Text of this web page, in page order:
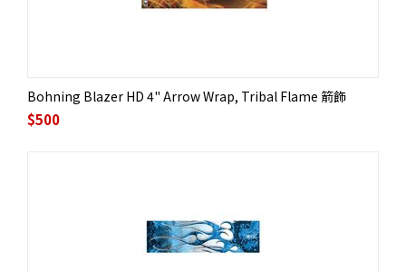
Bohning Blazer HD 4" Arrow Wrap, Tribal Flame 箭飾
$500